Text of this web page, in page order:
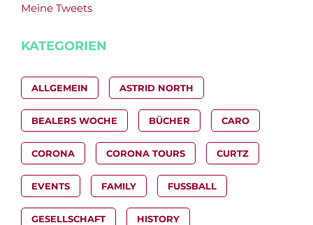
Meine Tweets
KATEGORIEN
ALLGEMEIN ASTRID NORTH
BEALERS WOCHE BÜCHER CARO
CORONA CORONA TOURS CURTZ
EVENTS FAMILY FUSSBALL
GESELLSCHAFT HISTORY